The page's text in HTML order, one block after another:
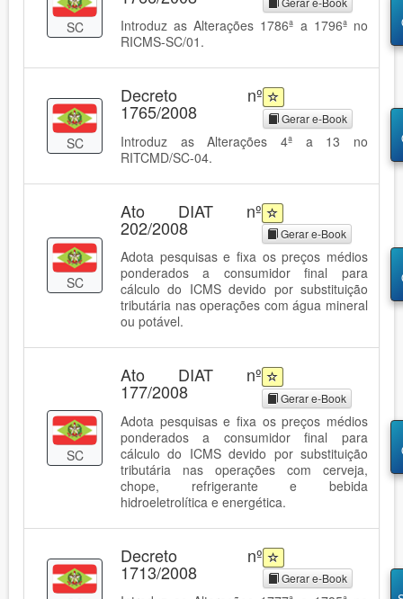
SC
Introduz as Alterações 1786ª a 1796ª no
RICMS-SC/01.
SC
Decreto nº
1765/2008 Gerar e-Book
Introduz as Alterações 4ª a 13 no
RITCMD/SC-04.
SC
Ato DIAT nº
202/2008 Gerar e-Book
Adota pesquisas e fixa os preços médios
ponderados a consumidor final para
cálculo do ICMS devido por substituição
tributária nas operações com água mineral
ou potável.
SC
Ato DIAT nº
177/2008 Gerar e-Book
Adota pesquisas e fixa os preços médios
ponderados a consumidor final para
cálculo do ICMS devido por substituição
tributária nas operações com cerveja,
chope, refrigerante e bebida
hidroeletrolítica e energética.
Decreto nº
1713/2008 Gerar e-Book